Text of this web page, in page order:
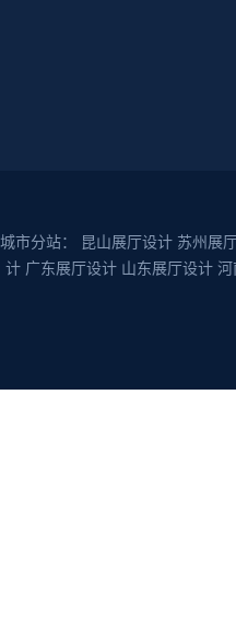
城市分站： 昆山展厅设计 苏州展
计 广东展厅设计 山东展厅设计 河